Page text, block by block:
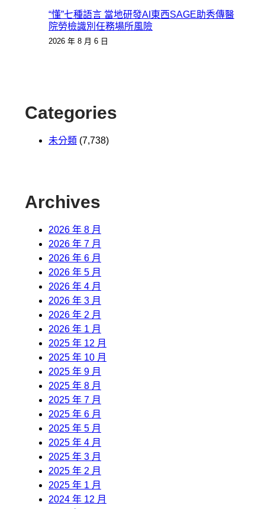
“懂”七種語言 當地研發AI東西SAGE助秀傳醫
院勞檢識別任務場所風險
2026 年 8 月 6 日
Categories
未分類 (7,738)
Archives
2026 年 8 月
2026 年 7 月
2026 年 6 月
2026 年 5 月
2026 年 4 月
2026 年 3 月
2026 年 2 月
2026 年 1 月
2025 年 12 月
2025 年 10 月
2025 年 9 月
2025 年 8 月
2025 年 7 月
2025 年 6 月
2025 年 5 月
2025 年 4 月
2025 年 3 月
2025 年 2 月
2025 年 1 月
2024 年 12 月